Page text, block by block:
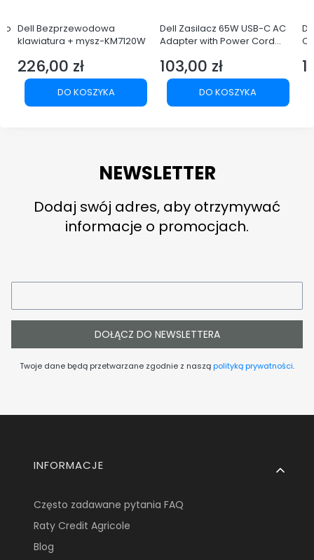
Dell Bezprzewodowa
klawiatura + mysz-KM7120W
Cena
226,00 zł
DO KOSZYKA
Dell Zasilacz 65W USB-C AC
Adapter with Power Cord
Cena
103,00 zł
DO KOSZYKA
NEWSLETTER
Dodaj swój adres, aby otrzymywać
informacje o promocjach.
DOŁĄCZ DO NEWSLETTERA
Twoje dane będą przetwarzane zgodnie z nasząpolityką prywatności.
Linki w stopce
INFORMACJE
Często zadawane pytania FAQ
Raty Credit Agricole
Blog